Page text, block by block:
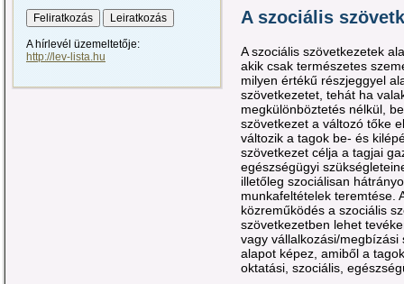
A hírlevél üzemeltetője:
http://lev-lista.hu
A szociális
A szociális szövetkezetek
akik csak természetes
milyen értékű részjeggyel
szövetkezetet, tehát ha
megkülönböztetés nélkül,
szövetkezet a változó tőke
változik a tagok be- és
szövetkezet célja a tagjai
egészségügyi
illetőleg szociálisan
munkafeltételek teremtése.
közreműködés a szociális
szövetkezetben lehet
vagy vállalkozási/megbízási
alapot képez, amiből a
oktatási, szociális,